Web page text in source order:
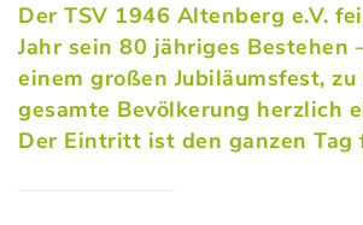
Der TSV 1946 Altenberg e.V.
Jahr sein 80 jähriges Bestehen
einem großen Jubiläumsfest, zu
gesamte Bevölkerung herzlich
Der Eintritt ist den ganzen Tag